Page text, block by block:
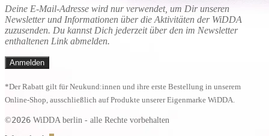
Deine E-Mail-Adresse wird nur verwendet, um Dir unseren
Newsletter und Informationen über die Aktivitäten der WiDDA
zuzusenden. Du kannst Dich jederzeit über den im Newsletter
enthaltenen Link abmelden.
*Der Rabatt gilt für Neukund:innen und ihre erste Bestellung in unserem
Online-Shop, ausschließlich auf Produkte unserer Eigenmarke WiDDA.
©2026 WiDDA berlin - alle Rechte vorbehalten